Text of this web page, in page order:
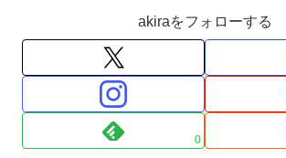
akiraをフォローする
0